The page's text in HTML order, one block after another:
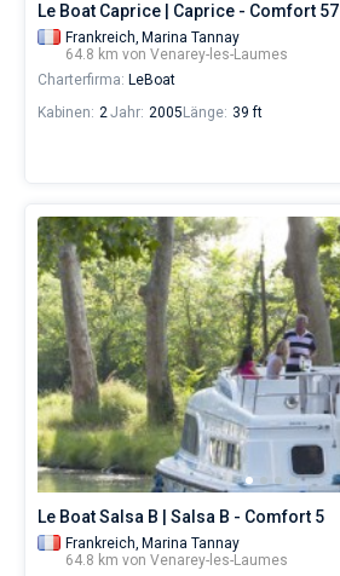
Le Boat Caprice | Caprice - Comfort 57
Frankreich, Marina Tannay
64.8 km von Venarey-les-Laumes
Charterfirma: LeBoat
Kabinen: 2Jahr: 2005 Länge: 39 ft
Le Boat Salsa B | Salsa B - Comfort 5
Frankreich, Marina Tannay
64.8 km von Venarey-les-Laumes